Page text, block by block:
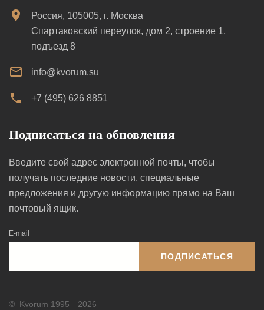
Россия, 105005, г. Москва
Спартаковский переулок, дом 2, строение 1,
подъезд 8
info@kvorum.su
+7 (495) 626 8851
Подписаться на обновления
Введите свой адрес электронной почты, чтобы
получать последние новости, специальные
предложения и другую информацию прямо на Ваш
почтовый ящик.
E-mail
ПОДПИСАТЬСЯ
© Kvorum 1995—2026